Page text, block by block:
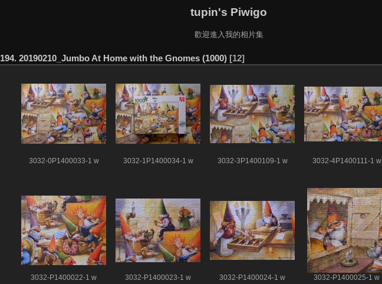
tupin's Piwigo
歡迎進入我的相片集
194. 20190210_Jumbo At Home with the Gnomes (1000) 12
3032-0P1400033-1 w 3032-1P1400034-1 w 3032-3P1400109-1 w 3032-4P1400111-1 w
3032-P1400022-1 w 3032-P1400023-1 w 3032-P1400024-1 w 3032-P1400025-1 w